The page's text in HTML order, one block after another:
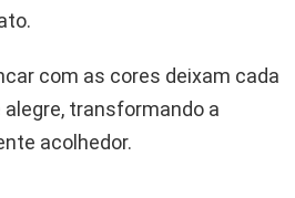
com as cores deixam cada
transformando a
acolhedor.